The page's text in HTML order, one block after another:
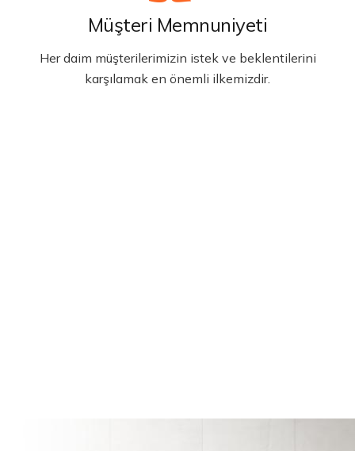
Müşteri Memnuniyeti
Her daim müşterilerimizin istek ve beklentilerini
karşılamak en önemli ilkemizdir.